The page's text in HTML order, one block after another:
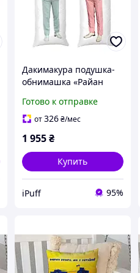
Дакимакура подушка-
обнимашка «Райан
мятном костюме. Ryan
Gosling» габардин
Готово к отправке
от326₴/мес
1 955₴
Купить
iPuff 95%